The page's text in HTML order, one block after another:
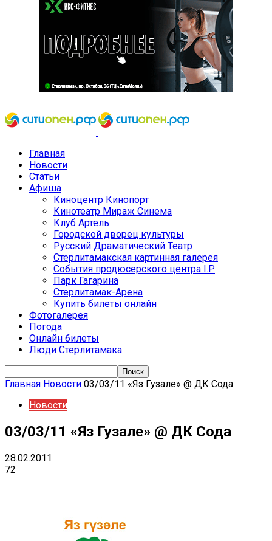
Главная
Новости
Статьи
Афиша
Киноцентр Кинопорт
Кинотеатр Мираж Синема
Клуб Артель
Городской дворец культуры
Русский Драматический Театр
Стерлитамакская картинная галерея
События продюсерского центра I.P.
Парк Гагарина
Стерлитамак-Арена
Купить билеты онлайн
Фотогалерея
Погода
Онлайн билеты
Люди Стерлитамака
Главная Новости 03/03/11 «Яз Гузале» @ ДК Сода
Новости
03/03/11 «Яз Гузале» @ ДК Сода
28.02.2011
72